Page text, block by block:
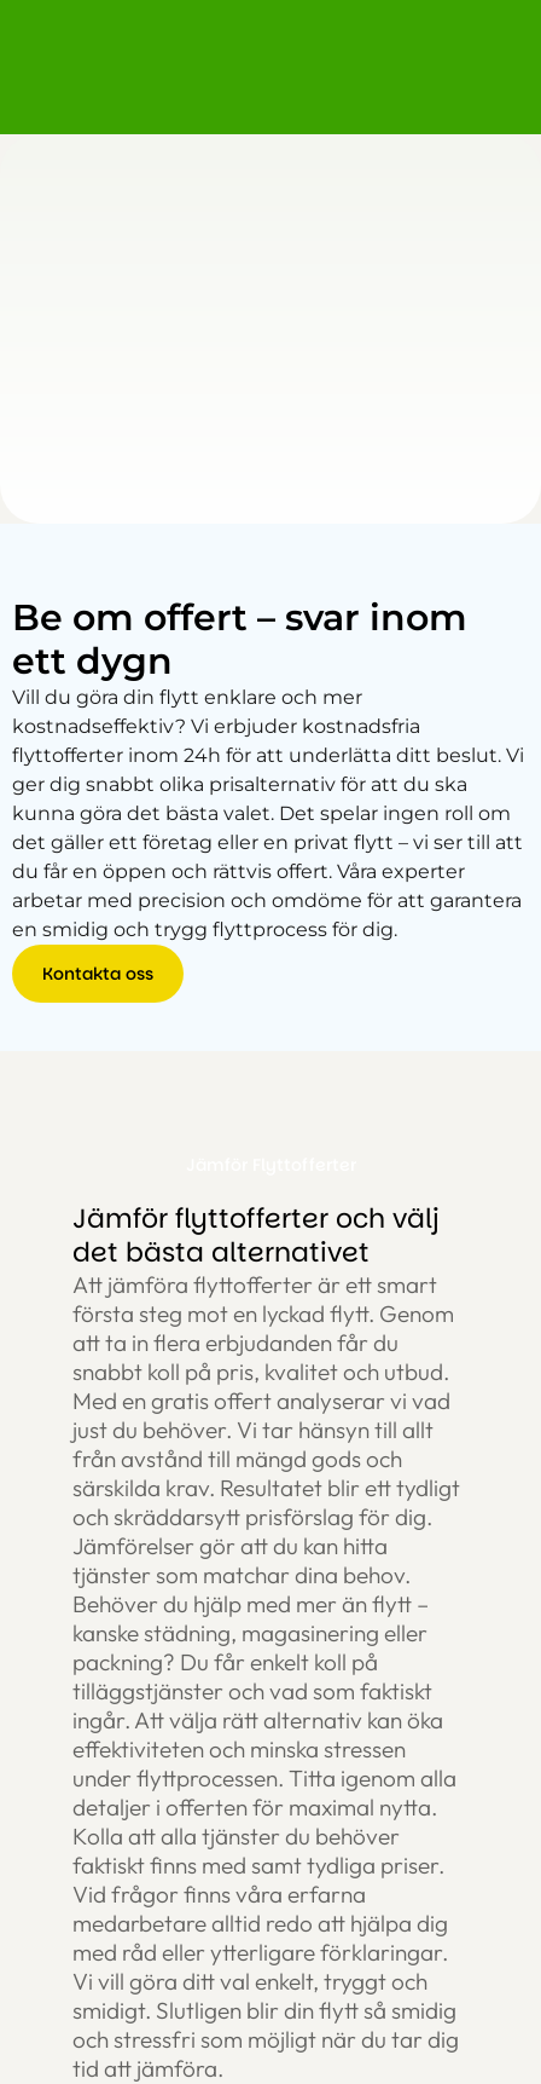
Be om offert – svar inom
ett dygn
Vill du göra din flytt enklare och mer
kostnadseffektiv? Vi erbjuder kostnadsfria
flyttofferter inom 24h för att underlätta ditt beslut. Vi
ger dig snabbt olika prisalternativ för att du ska
kunna göra det bästa valet. Det spelar ingen roll om
det gäller ett företag eller en privat flytt – vi ser till att
du får en öppen och rättvis offert. Våra experter
arbetar med precision och omdöme för att garantera
en smidig och trygg flyttprocess för dig.
Kontakta oss
Jämför flyttofferter och välj
det bästa alternativet
Att jämföra flyttofferter är ett smart
första steg mot en lyckad flytt. Genom
att ta in flera erbjudanden får du
snabbt koll på pris, kvalitet och utbud.
Med en gratis offert analyserar vi vad
just du behöver. Vi tar hänsyn till allt
från avstånd till mängd gods och
särskilda krav. Resultatet blir ett tydligt
och skräddarsytt prisförslag för dig.
Jämförelser gör att du kan hitta
tjänster som matchar dina behov.
Behöver du hjälp med mer än flytt –
kanske städning, magasinering eller
packning? Du får enkelt koll på
tilläggstjänster och vad som faktiskt
ingår. Att välja rätt alternativ kan öka
effektiviteten och minska stressen
under flyttprocessen. Titta igenom alla
detaljer i offerten för maximal nytta.
Kolla att alla tjänster du behöver
faktiskt finns med samt tydliga priser.
Vid frågor finns våra erfarna
medarbetare alltid redo att hjälpa dig
med råd eller ytterligare förklaringar.
Vi vill göra ditt val enkelt, tryggt och
smidigt. Slutligen blir din flytt så smidig
och stressfri som möjligt när du tar dig
tid att jämföra.